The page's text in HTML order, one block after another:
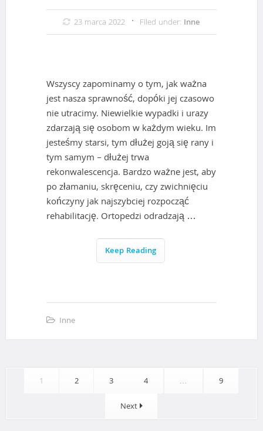
23 marca 2022 Filed under: Inne
Wszyscy zapominamy o tym, jak ważna
jest nasza sprawność, dopóki jej czasowo
nie utracimy. Niewielkie wypadki i urazy
zdarzają się osobom w każdym wieku. Im
jesteśmy starsi, tym dłużej goją się rany i
tym samym – dłużej trwa
rekonwalescencja. Bardzo ważne jest, aby
po złamaniu, skręceniu, czy zwichnięciu
kończyny jak najszybciej rozpocząć
rehabilitację. Ortopedzi odradzają …
Keep Reading
Inne
1 2 3 4 …
9
Next